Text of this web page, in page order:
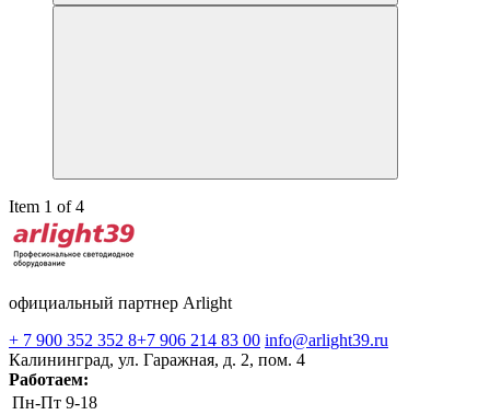
Item 1 of 4
официальный партнер Arlight
+ 7 900 352 352 8+7 906 214 83 00 info@arlight39.ru
Калининград, ул. Гаражная, д. 2, пом. 4
Работаем:
Пн-Пт 9-18